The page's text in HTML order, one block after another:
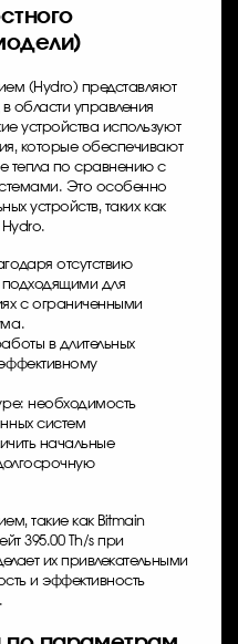
(Hydro) представляют
области управления
устройства используют
которые обеспечивают
тепла по сравнению с
Это особенно
устройств, таких как
Hydro.
отсутствию
подходящими для
с ограниченными
в длительных
необходимость
систем
начальные
такие как Bitmain
395.00 Th/s при
их привлекательными
и эффективность